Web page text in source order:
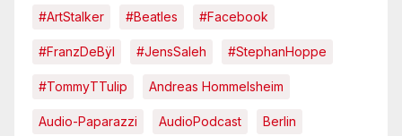
#ArtStalker #Beatles #Facebook
#FranzDeBÿl #JensSaleh #StephanHoppe
#TommyTTulip Andreas Hommelsheim
Audio-Paparazzi AudioPodcast Berlin